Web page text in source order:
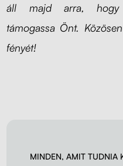
áll majd arra, hogy
támogassa Önt.
fényét!
MINDEN, AMIT TUDNIA